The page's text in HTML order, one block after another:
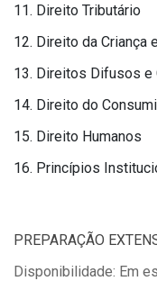
11. Direito Tributário
12. Direito da Criança
13. Direitos Difusos e
14. Direito do
15. Direito Humanos
16. Princípios
PREPARAÇÃO
Disponibilidade: Em